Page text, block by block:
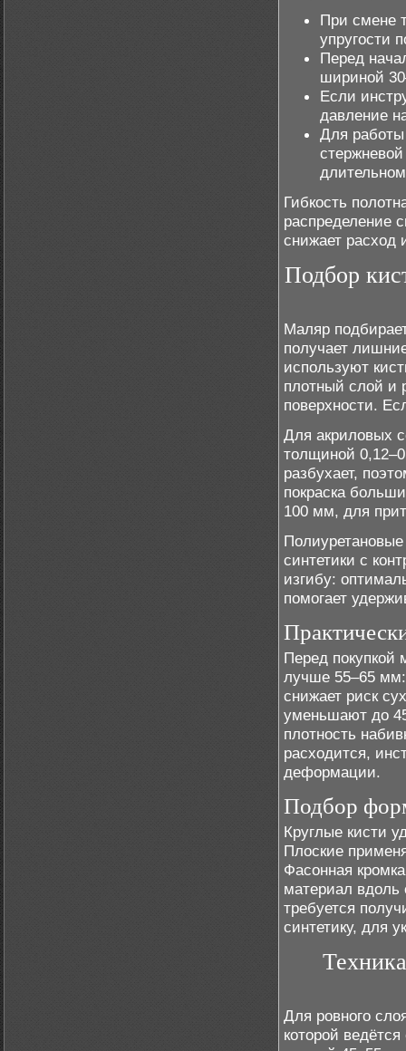
При смене
упругости
Перед
шириной
Если
давление
Для работы
Гибкость
распределение
снижает
Подбор
Маляр
получает
используют
плотный слой и
поверхности.
Для акриловых
толщиной
разбухает,
покраска
100 мм, для
синтетики с
изгибу:
помогает
Перед покупкой
лучше 55–65
снижает риск
уменьшают до
плотность
расходится,
деформации.
Подбор
Круглые кисти
Плоские
Фасонная
материал
требуется
синтетику, для
Для ровного
которой